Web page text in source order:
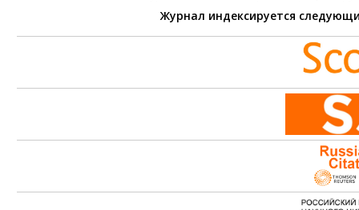
Журнал индексируется